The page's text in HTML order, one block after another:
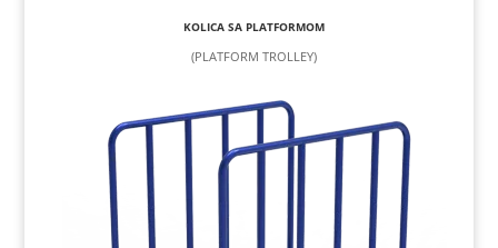
KOLICA SA PLATFORMOM
(PLATFORM TROLLEY)